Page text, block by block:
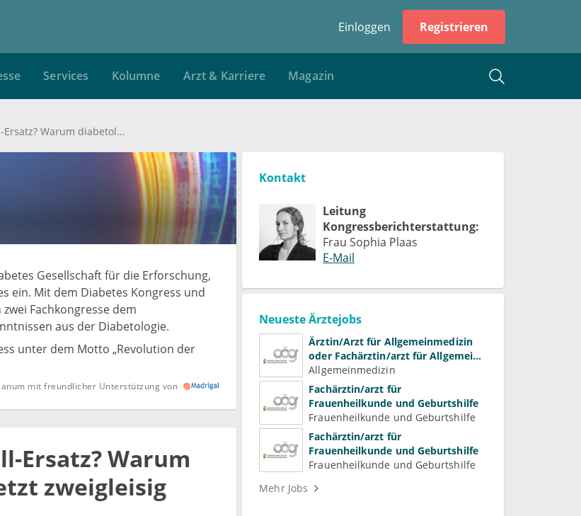
Einloggen Registrieren
Services Kolumne Arzt & Karriere Magazin
Technologie oder Betazell-Ersatz? Warum diabetologische Teams jetzt zweigleisig denken müssen
Gesellschaft für die Erforschung,
ein. Mit dem Diabetes Kongress und
Fachkongresse dem
aus der Diabetologie.
unter dem Motto „Revolution der
mit freundlicher Unterstützung von
Ersatz? Warum
zweigleisig
Kontakt
Leitung
Kongressberichterstattung:
Frau Sophia Plaas
E-Mail
Neueste Ärztejobs
Ärztin/Arzt für Allgemeinmedizin
oder Fachärztin/arzt für Allgemein-
und Familienmedizin für
Psychiatrie und
Psychotherapeutische Medizin
Allgemeinmedizin
Fachärztin/arzt für
Frauenheilkunde und Geburtshilfe
Frauenheilkunde und Geburtshilfe
Fachärztin/arzt für
Frauenheilkunde und Geburtshilfe
Frauenheilkunde und Geburtshilfe
Mehr Jobs